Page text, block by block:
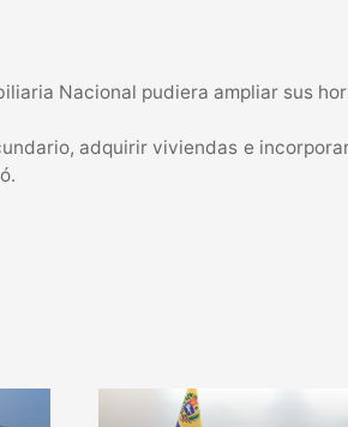
Nacional pudiera ampliar sus
adquirir viviendas e